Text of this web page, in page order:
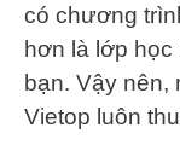
có chương
hơn là lớp học
bạn. Vậy nên,
Vietop luôn